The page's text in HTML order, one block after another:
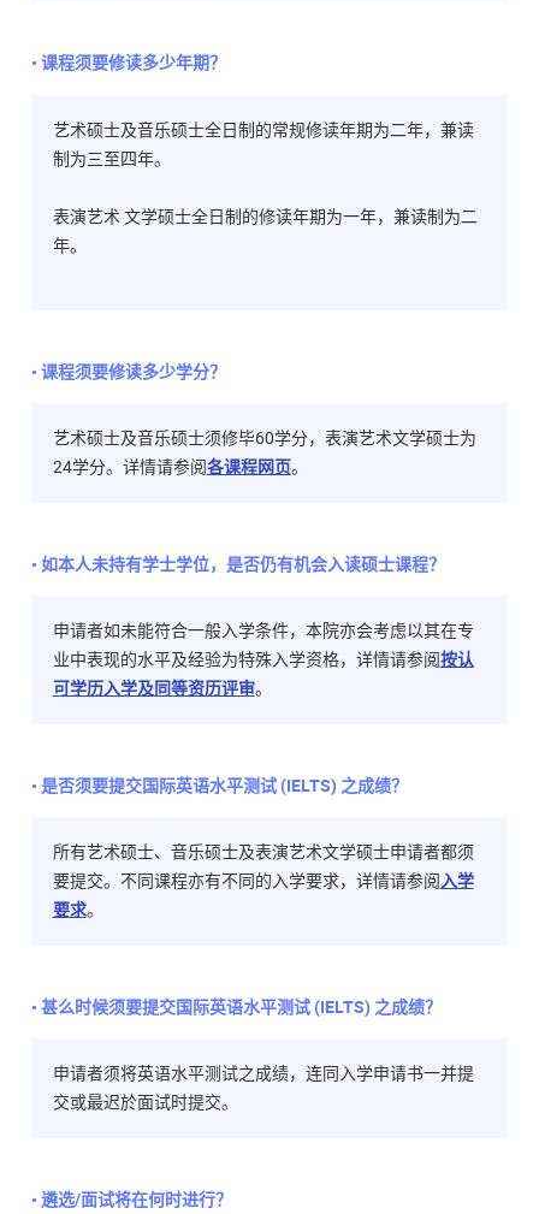
• 课程须要修读多少年期？
艺术硕士及音乐硕士全日制的常规修读年期为二年，兼读
制为三至四年。
表演艺术 文学硕士全日制的修读年期为一年，兼读制为二
年。
• 课程须要修读多少学分？
艺术硕士及音乐硕士须修毕60学分，表演艺术文学硕士为
24学分。详情请参阅各课程网页。
• 如本人未持有学士学位，是否仍有机会入读硕士课程？
申请者如未能符合一般入学条件，本院亦会考虑以其在专
业中表现的水平及经验为特殊入学资格，详情请参阅按认
可学历入学及同等资历评审。
• 是否须要提交国际英语水平测试 (IELTS) 之成绩？
所有艺术硕士、音乐硕士及表演艺术文学硕士申请者都须
要提交。不同课程亦有不同的入学要求，详情请参阅入学
要求。
• 甚么时候须要提交国际英语水平测试 (IELTS) 之成绩？
申请者须将英语水平测试之成绩，连同入学申请书一并提
交或最迟於面试时提交。
• 遴选/面试将在何时进行？